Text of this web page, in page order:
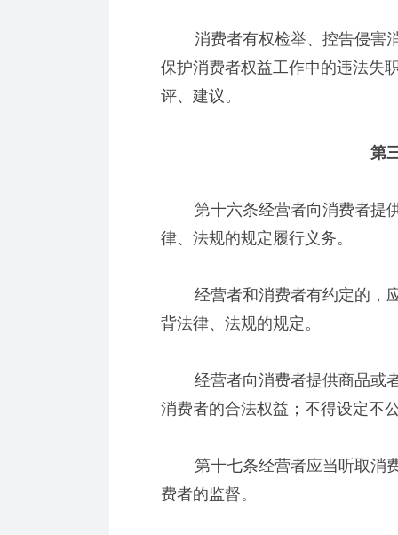
消费者有权检举、控告侵害消
保护消费者权益工作中的违法失
评、建议。
第
第十六条经营者向消费者提供
律、法规的规定履行义务。
经营者和消费者有约定的，应
背法律、法规的规定。
经营者向消费者提供商品或者
消费者的合法权益；不得设定不
第十七条经营者应当听取消费
费者的监督。